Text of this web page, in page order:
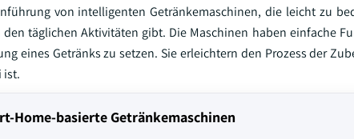
von intelligenten Getränkemaschinen, die leicht zu
täglichen Aktivitäten gibt. Die Maschinen haben einfache
eines Getränks zu setzen. Sie erleichtern den Prozess der
ist.
Home-basierte Getränkemaschinen